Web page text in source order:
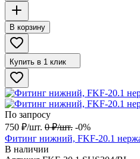
В корзину
Купить в 1 клик
По запросу
750 ₽/шт. 0 ₽/шт. -0%
Фитинг нижний, FKF-20.1
В наличии